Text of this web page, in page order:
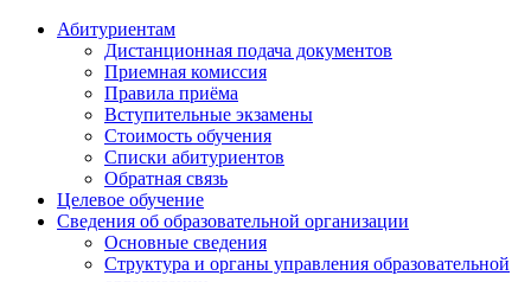
Абитуриентам
Дистанционная подача документов
Приемная комиссия
Правила приёма
Вступительные экзамены
Стоимость обучения
Списки абитуриентов
Обратная связь
Целевое обучение
Сведения об образовательной организации
Основные сведения
Структура и органы управления образовательной